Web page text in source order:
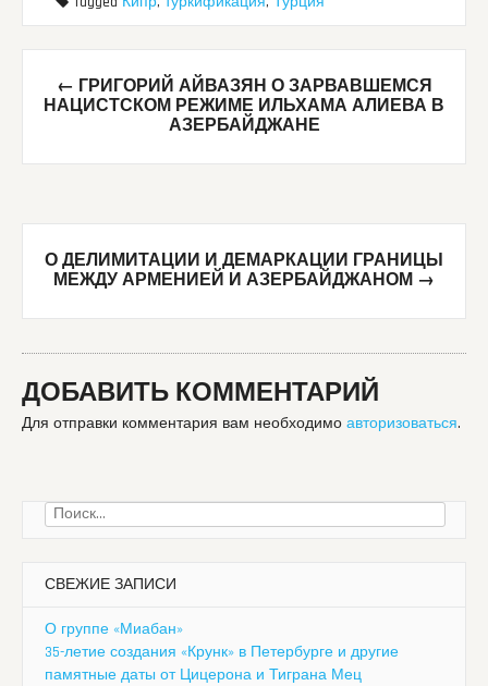
Post
navigation
← ГРИГОРИЙ АЙВАЗЯН О ЗАРВАВШЕМСЯ
НАЦИСТСКОМ РЕЖИМЕ ИЛЬХАМА АЛИЕВА В
АЗЕРБАЙДЖАНЕ
О ДЕЛИМИТАЦИИ И ДЕМАРКАЦИИ ГРАНИЦЫ
МЕЖДУ АРМЕНИЕЙ И АЗЕРБАЙДЖАНОМ →
ДОБАВИТЬ КОММЕНТАРИЙ
Для отправки комментария вам необходимо авторизоваться.
Найти:
СВЕЖИЕ ЗАПИСИ
О группе «Миабан»
35-летие создания «Крунк» в Петербурге и другие
памятные даты от Цицерона и Тиграна Мец